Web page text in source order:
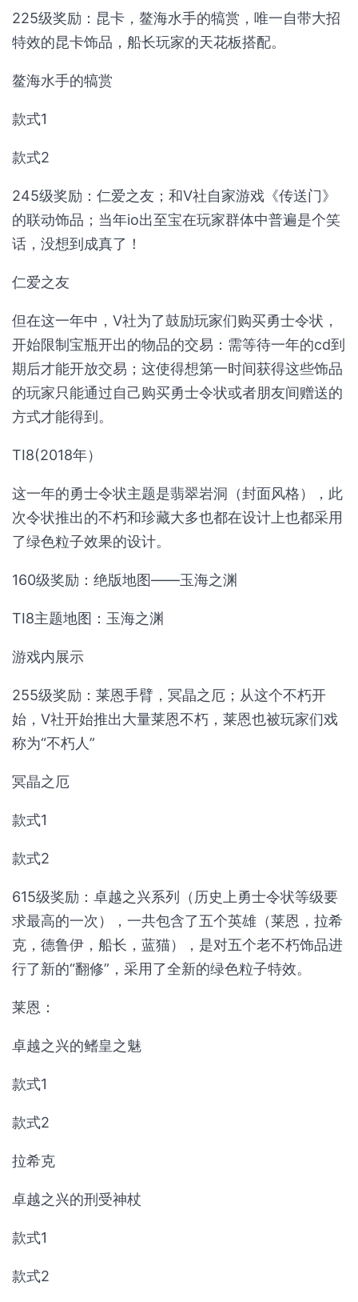
225级奖励：昆卡，鳌海水手的犒赏，唯一自带大招
特效的昆卡饰品，船长玩家的天花板搭配。
鳌海水手的犒赏
款式1
款式2
245级奖励：仁爱之友；和V社自家游戏《传送门》
的联动饰品；当年io出至宝在玩家群体中普遍是个笑
话，没想到成真了！
仁爱之友
但在这一年中，V社为了鼓励玩家们购买勇士令状，
开始限制宝瓶开出的物品的交易：需等待一年的cd到
期后才能开放交易；这使得想第一时间获得这些饰品
的玩家只能通过自己购买勇士令状或者朋友间赠送的
方式才能得到。
TI8(2018年）
这一年的勇士令状主题是翡翠岩洞（封面风格），此
次令状推出的不朽和珍藏大多也都在设计上也都采用
了绿色粒子效果的设计。
160级奖励：绝版地图——玉海之渊
TI8主题地图：玉海之渊
游戏内展示
255级奖励：莱恩手臂，冥晶之厄；从这个不朽开
始，V社开始推出大量莱恩不朽，莱恩也被玩家们戏
称为“不朽人”
冥晶之厄
款式1
款式2
615级奖励：卓越之兴系列（历史上勇士令状等级要
求最高的一次），一共包含了五个英雄（莱恩，拉希
克，德鲁伊，船长，蓝猫），是对五个老不朽饰品进
行了新的“翻修”，采用了全新的绿色粒子特效。
莱恩：
卓越之兴的鳍皇之魅
款式1
款式2
拉希克
卓越之兴的刑受神杖
款式1
款式2